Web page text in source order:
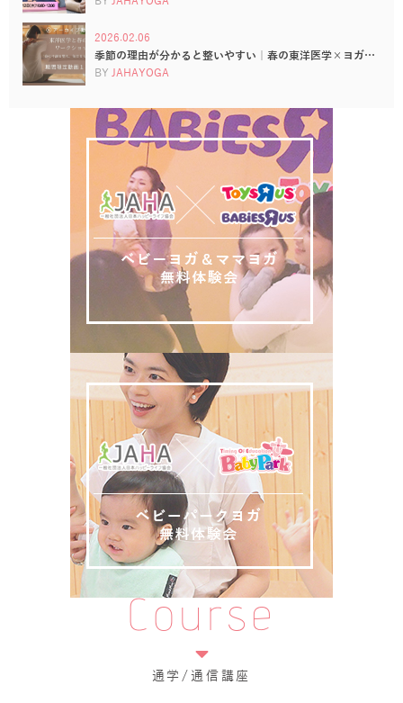
2026.02.06
季節の理由が分かると整いやすい｜春の東洋医学×ヨガ…
BY JAHAYOGA
Course
通学/通信講座